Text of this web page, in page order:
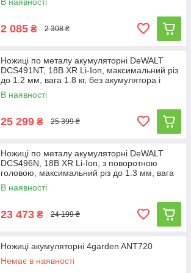
2 085 ₴ 2 308 ₴
Ножиці по металу акумуляторні DeWALT
DCS491NT, 18В XR Li-Ion, максимальний різ
до 1.2 мм, вага 1.8 кг, без акумулятора і
зарядного
В наявності
25 299 ₴ 25 399 ₴
Ножиці по металу акумуляторні DeWALT
DCS496N, 18В XR Li-Ion, з поворотною
головою, максимальний різ до 1.3 мм, вага
1.5 кг, без
В наявності
23 473 ₴ 24 199 ₴
Ножиці акумуляторні 4garden ANT720
Немає в наявності